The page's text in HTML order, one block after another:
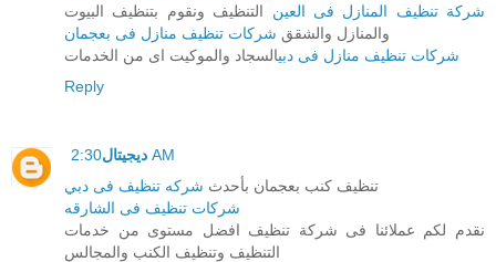
شركة تنظيف المنازل فى العين التنظيف ونقوم بتنظيف البيوت
والمنازل والشقق شركات تنظيف منازل فى بعجمان
شركات تنظيف منازل فى دبيالسجاد والموكيت اى من الخدمات
Reply
ديجيتال 2:30 AM
تنظيف كنب بعجمان بأحدث شركه تنظيف فى دبي
شركات تنظيف فى الشارقه
نقدم لكم عملائنا فى شركة تنظيف افضل مستوى من خدمات
التنظيف وتنظيف الكنب والمجالس